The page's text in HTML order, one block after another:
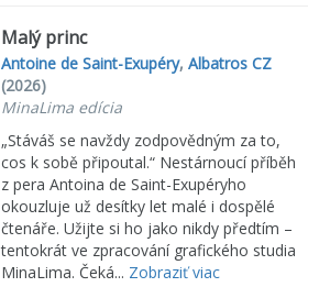
Malý princ
Antoine de Saint-Exupéry,Albatros CZ
(2026)
MinaLima edícia
„Stáváš se navždy zodpovědným za to,
cos k sobě připoutal.“ Nestárnoucí příběh
z pera Antoina de Saint-Exupéryho
okouzluje už desítky let malé i dospělé
čtenáře. Užijte si ho jako nikdy předtím –
tentokrát ve zpracování grafického studia
MinaLima. Čeká... Zobraziť viac